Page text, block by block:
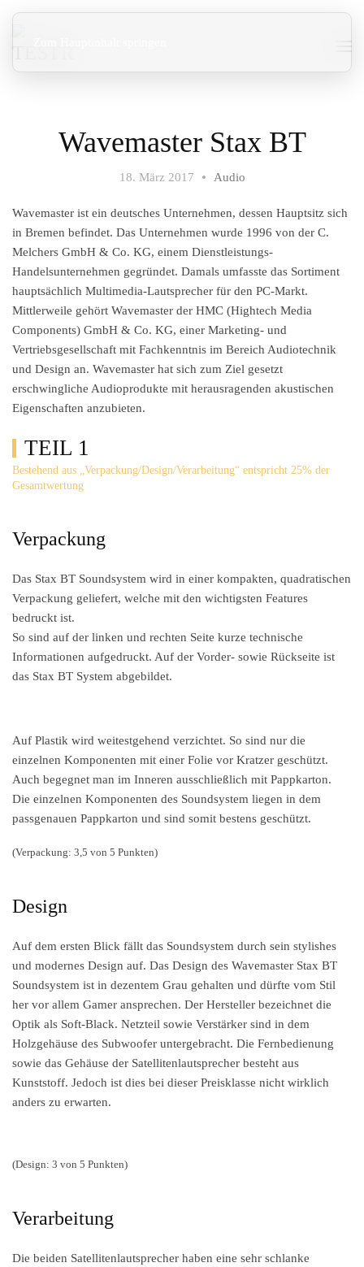
Wavemaster Stax BT
18. März 2017 Audio
Wavemaster ist ein deutsches Unternehmen, dessen Hauptsitz sich
in Bremen befindet. Das Unternehmen wurde 1996 von der C.
Melchers GmbH & Co. KG, einem Dienstleistungs-
Handelsunternehmen gegründet. Damals umfasste das Sortiment
hauptsächlich Multimedia-Lautsprecher für den PC-Markt.
Mittlerweile gehört Wavemaster der HMC (Hightech Media
Components) GmbH & Co. KG, einer Marketing- und
Vertriebsgesellschaft mit Fachkenntnis im Bereich Audiotechnik
und Design an. Wavemaster hat sich zum Ziel gesetzt
erschwingliche Audioprodukte mit herausragenden akustischen
Eigenschaften anzubieten.
TEIL 1
Bestehend aus „Verpackung/Design/Verarbeitung“ entspricht 25% der
Gesamtwertung
Verpackung
Das Stax BT Soundsystem wird in einer kompakten, quadratischen
Verpackung geliefert, welche mit den wichtigsten Features
bedruckt ist.
So sind auf der linken und rechten Seite kurze technische
Informationen aufgedruckt. Auf der Vorder- sowie Rückseite ist
das Stax BT System abgebildet.
Auf Plastik wird weitestgehend verzichtet. So sind nur die
einzelnen Komponenten mit einer Folie vor Kratzer geschützt.
Auch begegnet man im Inneren ausschließlich mit Pappkarton.
Die einzelnen Komponenten des Soundsystem liegen in dem
passgenauen Pappkarton und sind somit bestens geschützt.
(Verpackung: 3,5 von 5 Punkten)
Design
Auf dem ersten Blick fällt das Soundsystem durch sein stylishes
und modernes Design auf. Das Design des Wavemaster Stax BT
Soundsystem ist in dezentem Grau gehalten und dürfte vom Stil
her vor allem Gamer ansprechen. Der Hersteller bezeichnet die
Optik als Soft-Black. Netzteil sowie Verstärker sind in dem
Holzgehäuse des Subwoofer untergebracht. Die Fernbedienung
sowie das Gehäuse der Satellitenlautsprecher besteht aus
Kunststoff. Jedoch ist dies bei dieser Preisklasse nicht wirklich
anders zu erwarten.
(Design: 3 von 5 Punkten)
Verarbeitung
Die beiden Satellitenlautsprecher haben eine sehr schlanke